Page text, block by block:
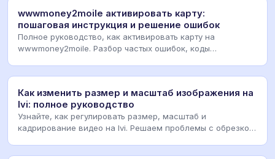
wwwmoney2moile активировать карту:
пошаговая инструкция и решение ошибок
Полное руководство, как активировать карту на
wwwmoney2moile. Разбор частых ошибок, коды
Как изменить размер и масштаб изображения на
Ivi: полное руководство
Узнайте, как регулировать размер, масштаб и
кадрирование видео на Ivi. Решаем проблемы с обрезкой